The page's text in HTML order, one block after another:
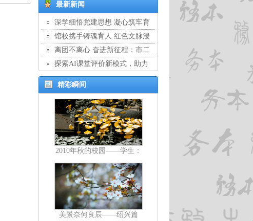
最新新闻
深学细悟党建思想 凝心筑牢育
人根基：市二中学党委开展8月主
题党日活动
馆校携手铸魂育人 红色文脉浸
润校园：市二中学与静安区文物保
护管理服务中心结对共建签约仪式
暨交流座谈会
离团不离心 奋进新征程：市二
中学举行教工离团仪式
探索AI课堂评价新模式，助力
教学提质增效：市二中学开展教师
校本培训
精彩瞬间
2010年秋的校园——学生：
顾剑亨
美景奈何良辰——绍兴篇